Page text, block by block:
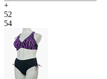
+
52
54